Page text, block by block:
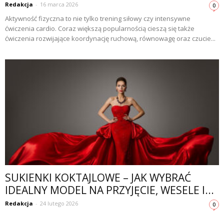
Redakcja - 16 marca 2026 0
Aktywność fizyczna to nie tylko trening siłowy czy intensywne
ćwiczenia cardio. Coraz większą popularnością cieszą się także
ćwiczenia rozwijające koordynację ruchową, równowagę oraz czucie...
SUKIENKI KOKTAJLOWE – JAK WYBRAĆ
IDEALNY MODEL NA PRZYJĘCIE, WESELE I...
Redakcja - 24 lutego 2026 0